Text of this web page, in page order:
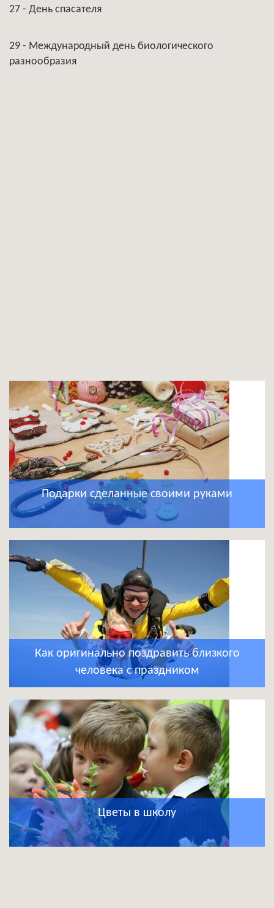
27 - День спасателя
29 - Международный день биологического
разнообразия
Подарки сделанные своими руками
Как оригинально поздравить близкого
человека с праздником
Цветы в школу